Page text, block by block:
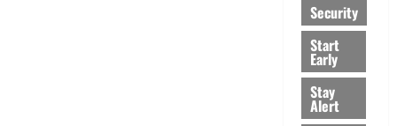
Security
Start
Early
Stay
Alert